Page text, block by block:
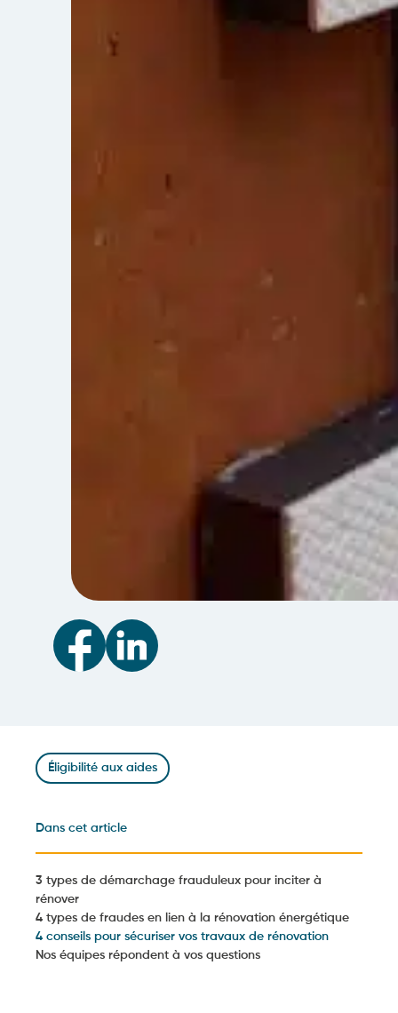
Éligibilité aux aides
Dans cet article
3 types de démarchage frauduleux pour inciter à
rénover
4 types de fraudes en lien à la rénovation énergétique
4 conseils pour sécuriser vos travaux de rénovation
Nos équipes répondent à vos questions